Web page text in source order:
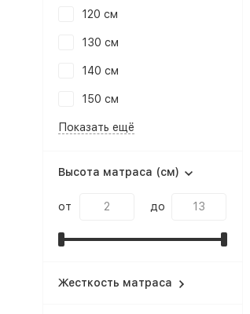
120 см
130 см
140 см
150 см
Показать ещё
Высота матраса (см)
от до
Жесткость матраса